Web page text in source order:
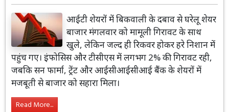
आईटी शेयरों में बिकवाली के दबाव से घरेलू शेयर
बाजार मंगलवार को मामूली गिरावट के साथ
खुले, लेकिन जल्द ही रिकवर होकर हरे निशान में
पहुंच गए। इंफोसिस और टीसीएस में लगभग 2% की गिरावट रही,
जबकि सन फार्मा, ट्रेंट और आईसीआईसीआई बैंक के शेयरों में
मजबूती से बाजार को सहारा मिला।
Read More...